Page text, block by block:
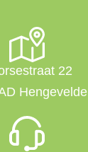
22
Hengevelde